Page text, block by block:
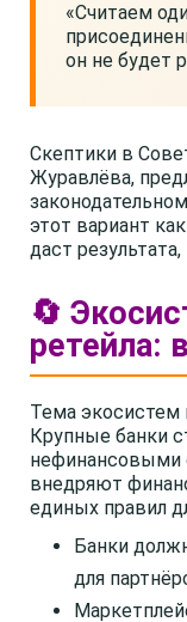
«Считаем
он не будет
Скептики в
Журавлёва,
этот вариант
даст
🔄
ретейла:
Тема экосистем
Крупные банки
нефинансовыми
внедряют
единых правил
Банки
для